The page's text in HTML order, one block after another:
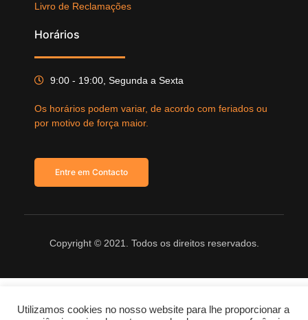
Livro de Reclamações
Horários
9:00 - 19:00, Segunda a Sexta
Os horários podem variar, de acordo com feriados ou
por motivo de força maior.
Entre em Contacto
Copyright © 2021. Todos os direitos reservados.
Utilizamos cookies no nosso website para lhe proporcionar a